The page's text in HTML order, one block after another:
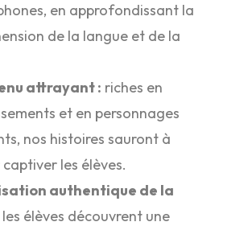
en approfondissant la
de la langue et de la
attrayant : riches en
et en personnages
nos histoires sauront à
les élèves.
authentique de la
les élèves découvrent une